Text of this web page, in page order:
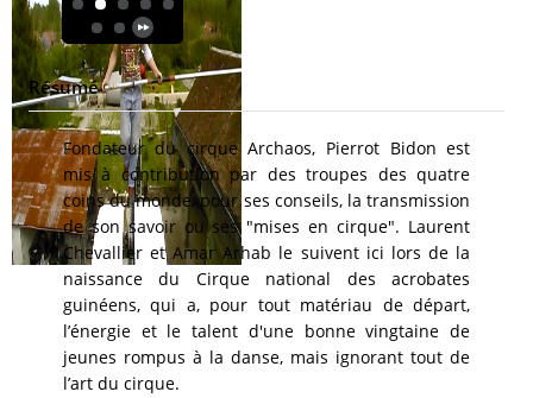
Résumé
Fondateur du cirque Archaos, Pierrot Bidon est
mis à contribution par des troupes des quatre
coins du monde, pour ses conseils, la transmission
de son savoir ou ses "mises en cirque". Laurent
Chevallier et Amar Arhab le suivent ici lors de la
naissance du Cirque national des acrobates
guinéens, qui a, pour tout matériau de départ,
l’énergie et le talent d'une bonne vingtaine de
jeunes rompus à la danse, mais ignorant tout de
l’art du cirque.